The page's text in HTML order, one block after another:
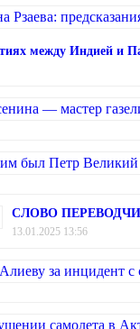
между Индией и
СЛОВО
13.01.2025 13:56